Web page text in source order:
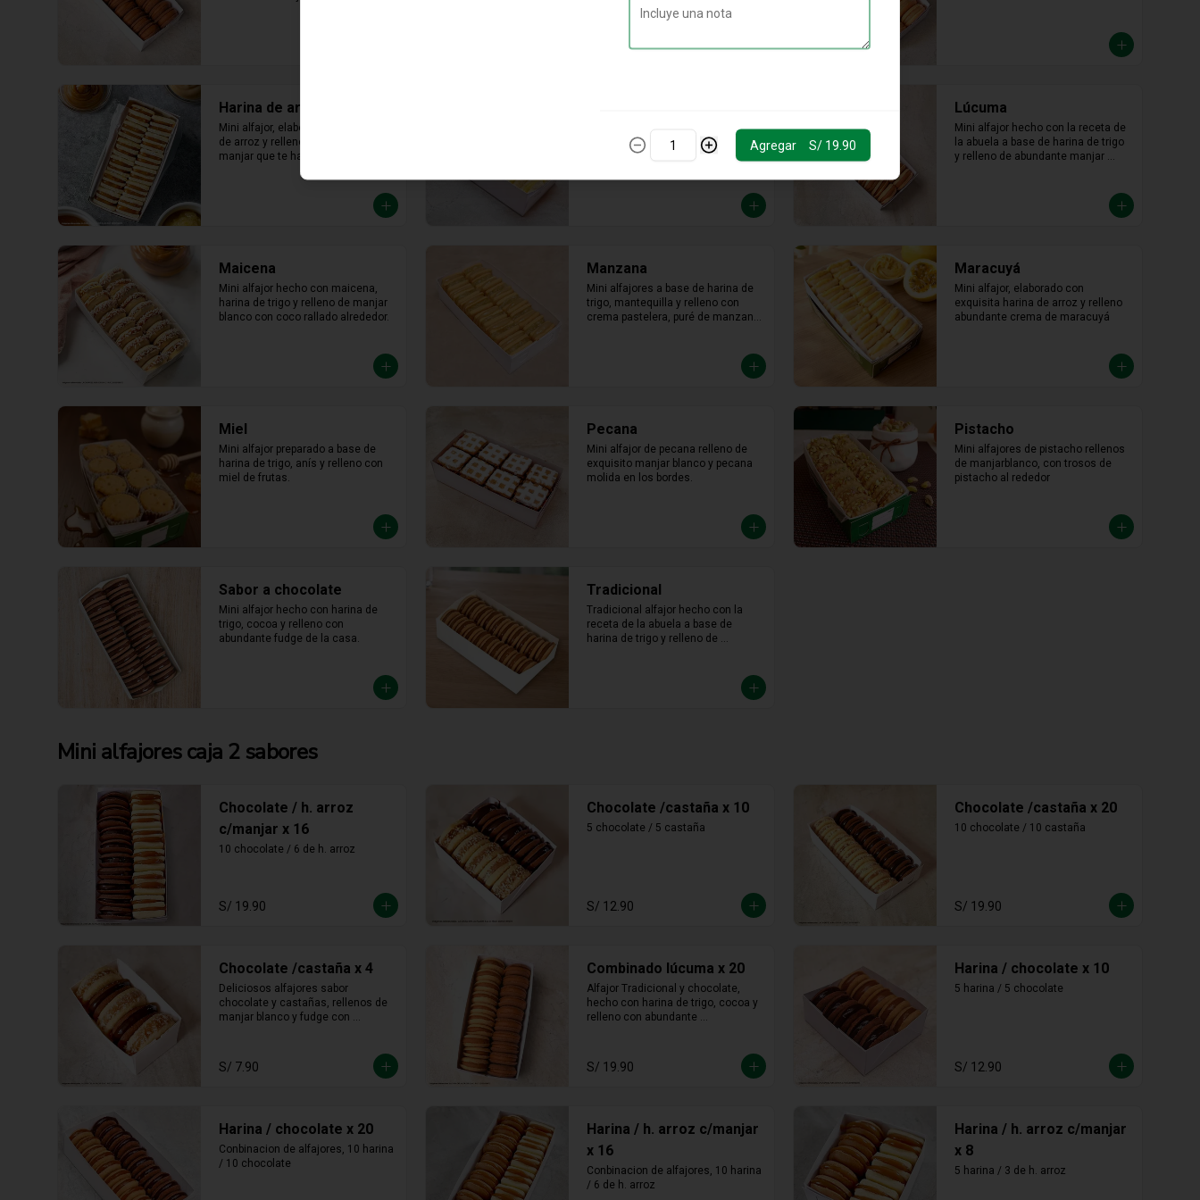
Relleno de manjar hecho con leche
fresca, dulce, cremoso y un toque
Harina de arroz
Mini alfajor, elaborado con harina
de arroz y relleno abundante
manjar que te hará saborear cada
Mini alfajor de maicena relleno con
crema pasteera de limón, en toke
acido que tu paladar nesecita
Lúcuma
Mini alfajor hecho con la receta de
la abuela a base de harina de trigo
y relleno de abundante manjar
Maicena
Mini alfajor hecho con maicena,
harina de trigo y relleno de manjar
blanco con coco rallado alrededor.
Manzana
Mini alfajores a base de harina de
trigo, mantequilla y relleno con
crema pastelera, puré de manzana
Maracuyá
Mini alfajor, elaborado con
exquisita harina de arroz y relleno
abundante crema de maracuyá
Miel
Mini alfajor preparado a base de
harina de trigo, anís y relleno con
miel de frutas.
Pecana
Mini alfajor de pecana relleno de
exquisito manjar blanco y pecana
molida en los bordes.
Pistacho
Mini alfajores de pistacho rellenos
de manjarblanco, con trosos de
pistacho al rededor
Sabor a chocolate
Mini alfajor hecho con harina de
trigo, cocoa y relleno con
abundante fudge de la casa.
Tradicional
Tradicional alfajor hecho con la
receta de la abuela a base de
harina de trigo y relleno de
Mini alfajores caja 2 sabores
Chocolate / h. arroz
c/manjar x 16
10 chocolate / 6 de h. arroz
S/ 19.90
Chocolate /castaña x 10
5 chocolate / 5 castaña
S/ 12.90
Chocolate /castaña x 20
10 chocolate / 10 castaña
S/ 19.90
Chocolate /castaña x 4
Deliciosos alfajores sabor
chocolate y castañas, rellenos de
manjar blanco y fudge con
S/ 7.90
Combinado lúcuma x 20
Alfajor Tradicional y chocolate,
hecho con harina de trigo, cocoa y
relleno con abundante
S/ 19.90
Harina / chocolate x 10
5 harina / 5 chocolate
S/ 12.90
Harina / chocolate x 20
Conbinacion de alfajores, 10 harina
/ 10 chocolate
Harina / h. arroz c/manjar
x 16
Conbinacion de alfajores, 10 harina
/ 6 de h. arroz
Harina / h. arroz c/manjar
x 8
5 harina / 3 de h. arroz
Agregar S/ 19.90